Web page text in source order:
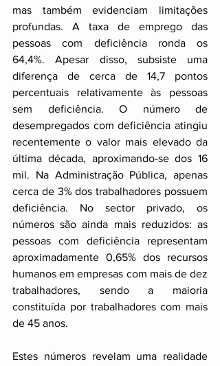
mas também evidenciam limitações
profundas. A taxa de emprego das
pessoas com deficiência ronda os
64,4%. Apesar disso, subsiste uma
diferença de cerca de 14,7 pontos
percentuais relativamente às pessoas
sem deficiência. O número de
desempregados com deficiência atingiu
recentemente o valor mais elevado da
última década, aproximando-se dos 16
mil. Na Administração Pública, apenas
cerca de 3% dos trabalhadores possuem
deficiência. No sector privado, os
números são ainda mais reduzidos: as
pessoas com deficiência representam
aproximadamente 0,65% dos recursos
humanos em empresas com mais de dez
trabalhadores, sendo a maioria
constituída por trabalhadores com mais
de 45 anos.
Estes números revelam uma realidade